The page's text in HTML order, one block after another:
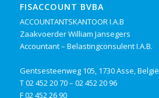
FISACCOUNT BVBA
ACCOUNTANTSKANTOOR I.A.B
Zaakvoerder William Jansegers
Accountant – Belastingconsulent I.A.B.
Gentsesteenweg 105, 1730 Asse, België
T02 452 20 70– 02 452 20 96
F 02 452 26 90